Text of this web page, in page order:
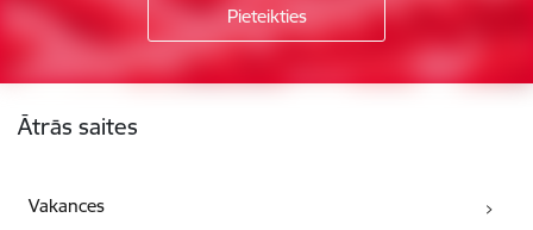
Ātrās saites
Vakances